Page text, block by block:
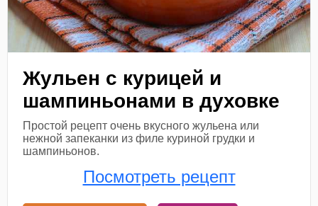
Жульен с курицей и
шампиньонами в духовке
Простой рецепт очень вкусного жульена или
нежной запеканки из филе куриной грудки и
шампиньонов.
Посмотреть рецепт